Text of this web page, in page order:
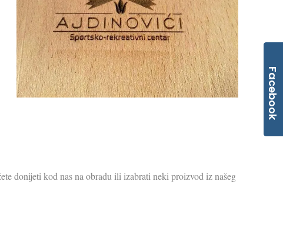
donijeti kod nas na obradu ili izabrati neki proizvod iz našeg
Facebook